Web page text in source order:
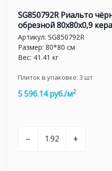
SG850792R Риальто
обрезной 80x80x0,9
Артикул: SG850792R
Размер: 80*80 см
Вес: 41.41 кг
Плиток в упаковке: 3 шт
5 596.14 руб./м2
– +